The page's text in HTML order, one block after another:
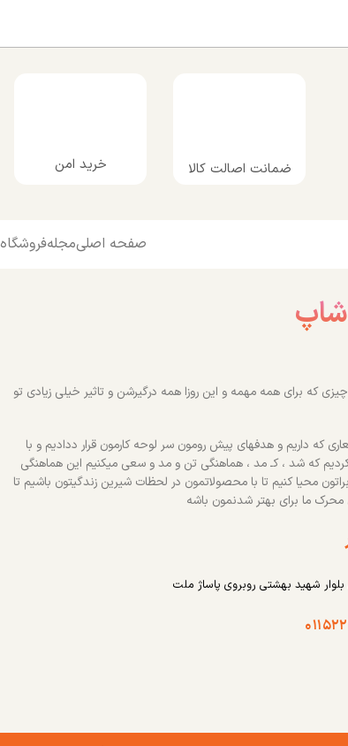
ضمانت اصالت کالا خرید امن
صفحه اصلیمجلهفروشگاه
که برای همه مهمه و این روزا همه درگیرشن و تاثیر خیلی زیادی تو
که داریم و هدفهای پیش رومون سر لوحه کارمون قرار ددادیم و با
که شد ، کـ مد ، هماهنگی تن و مد و سعی میکنیم این هماهنگی
محیا کنیم تا با محصولاتمون در لحظات شیرین زندگیتون باشیم تا
محرک ما برای بهتر شدنمون باشه
شهید بهشتی روبروی پاساژ ملت